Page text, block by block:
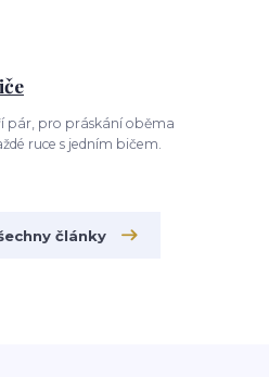
pár, pro práskání oběma
ruce s jedním bičem.
články